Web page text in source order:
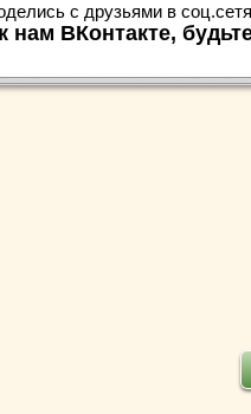
с друзьями в
нам ВКонтакте,